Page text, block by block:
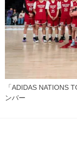
「ADIDAS NATIONS
ンバー